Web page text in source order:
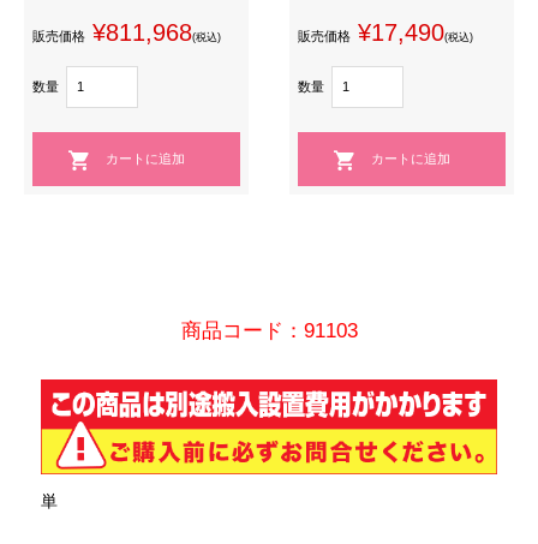
販売価格 ¥811,968(税込)
数量
販売価格 ¥17,490(税込)
数量
商品コード：91103
単